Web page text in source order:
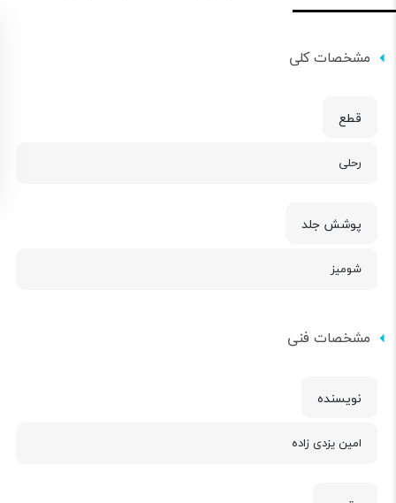
مشخصات کلی
قطع
رحلی
پوشش جلد
شومیز
مشخصات فنی
نویسنده
امین یزدی زاده